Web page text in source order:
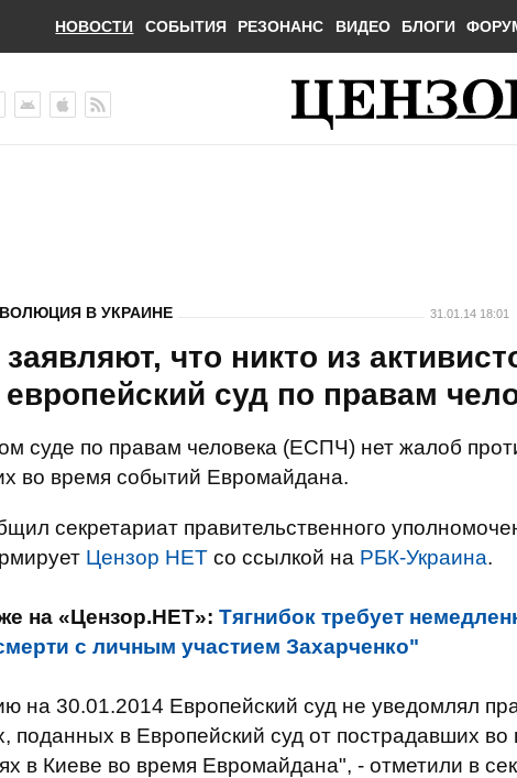
НОВОСТИ СОБЫТИЯ РЕЗОНАНС ВИДЕО БЛОГИ
В УКРАИНЕ 31.01.14 18:01
что никто из
суд по правам
суде по правам человека (ЕСПЧ) нет жалоб
во время событий Евромайдана.
секретариат правительственного
Цензор НЕТ со ссылкой на РБК-Украина.
на «Цензор.НЕТ»: Тягнибок требует
с личным участием Захарченко"
на 30.01.2014 Европейский суд не уведомлял
поданных в Европейский суд от пострадавших во
в Киеве во время Евромайдана", - отметили в